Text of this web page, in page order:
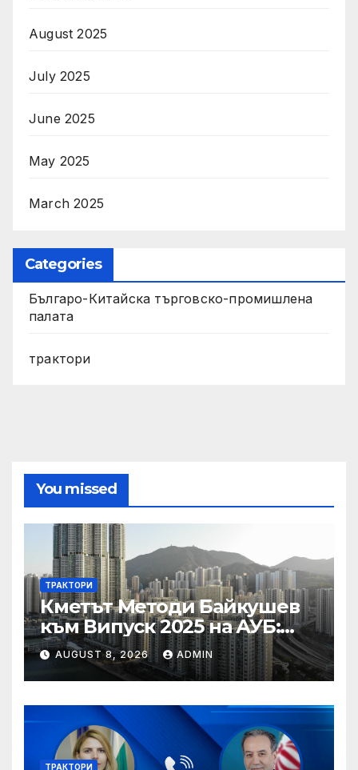
August 2025
July 2025
June 2025
May 2025
March 2025
Categories
Българо-Китайска търговско-промишлена
палата
трактори
You missed
ТРАКТОРИ
Кметът Методи Байкушев
към Випуск 2025 на АУБ:
“Помнете Благоевград и се
връщайте тук!”
AUGUST 8, 2026 ADMIN
ТРАКТОРИ